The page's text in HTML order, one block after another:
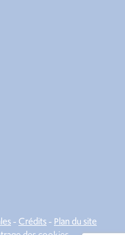
- Crédits- Plan du site